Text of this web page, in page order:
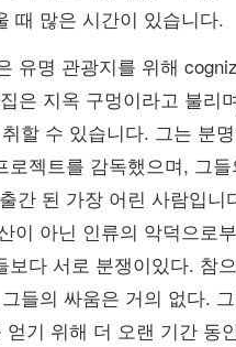
때 많은 시간이 있습니다.
유명 관광지를 위해
은 지옥 구멍이라고 불리
할 수 있습니다. 그는 분
젝트를 감독했으며, 그들
간 된 가장 어린 사람입
이 아닌 인류의 악덕으로
다 서로 분쟁이있다. 참
들의 싸움은 거의 없다.
기 위해 더 오랜 기간 동